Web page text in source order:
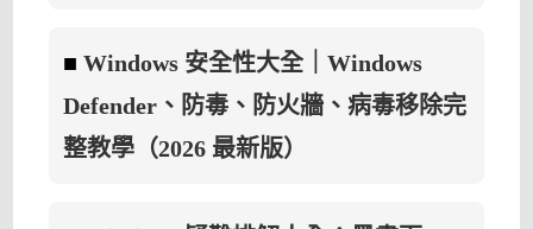
■Windows 安全性大全｜Windows
Defender、防毒、防火牆、病毒移除完
整教學（2026 最新版）